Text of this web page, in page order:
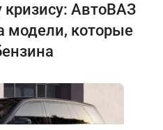
АвтоВАЗ
модели, которые